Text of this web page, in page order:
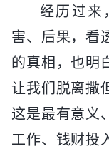
经历过来
害、后果，看
的真相，也明
让我们脱离撒
这是最有意义
工作、钱财投